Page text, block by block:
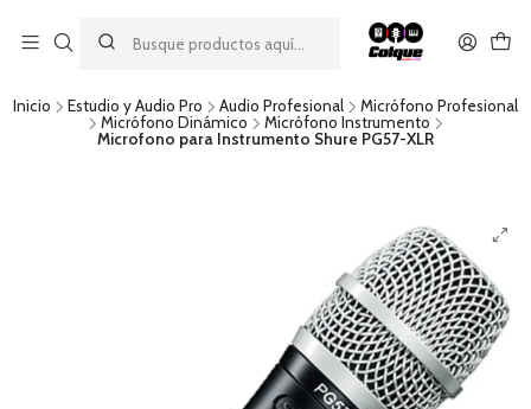
descuento por pago con transferencia bancaria
por una compra mínima de $49.990. Este descuento no es
acumulable a otras promociones ni aplicable a gastos de envío.
Inicio Estudio y Audio Pro Audio Profesional
Micrófono Profesional
Micrófono Dinámico
Micrófono Instrumento
Microfono para Instrumento Shure PG57-XLR